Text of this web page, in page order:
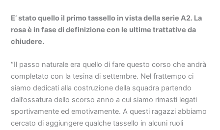
E’ stato quello il primo tassello in vista della serie A2. La
rosa è in fase di definizione con le ultime trattative da
chiudere.
“Il passo naturale era quello di fare questo corso che andrà
completato con la tesina di settembre. Nel frattempo ci
siamo dedicati alla costruzione della squadra partendo
dall’ossatura dello scorso anno a cui siamo rimasti legati
sportivamente ed emotivamente. A questi ragazzi abbiamo
cercato di aggiungere qualche tassello in alcuni ruoli